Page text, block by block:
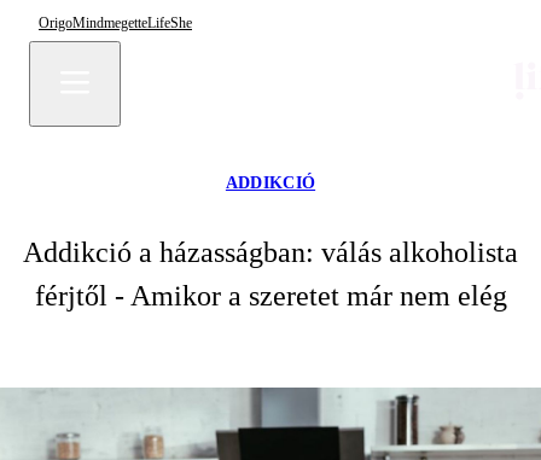
OrigoMindmegetteLifeShe
ADDIKCIÓ
Addikció a házasságban: válás alkoholista
férjtől - Amikor a szeretet már nem elég